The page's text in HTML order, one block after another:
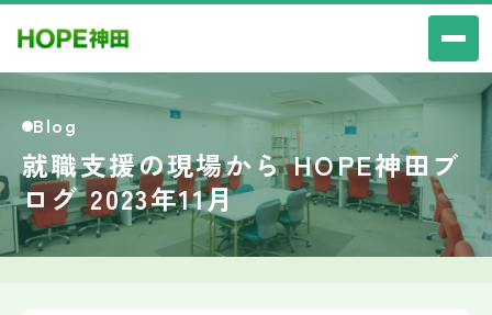
Blog
就職支援の現場から HOPE神田ブ
ログ 2023年11月